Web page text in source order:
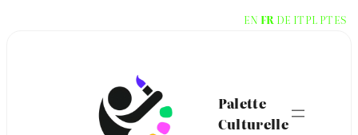
Palette
Culturelle
EN FR DE ITPL PTES